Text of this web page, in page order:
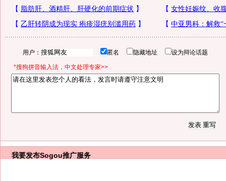
用户： 匿名 隐藏地址 设为辩论话题
*搜狗拼音输入法，中文处理专家>>
我要发布Sogou推广服务